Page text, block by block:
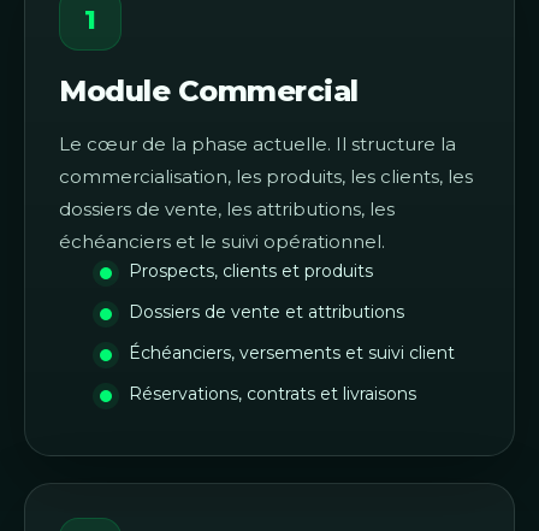
1
Module Commercial
Le cœur de la phase actuelle. Il structure la
commercialisation, les produits, les clients, les
dossiers de vente, les attributions, les
échéanciers et le suivi opérationnel.
Prospects, clients et produits
Dossiers de vente et attributions
Échéanciers, versements et suivi client
Réservations, contrats et livraisons